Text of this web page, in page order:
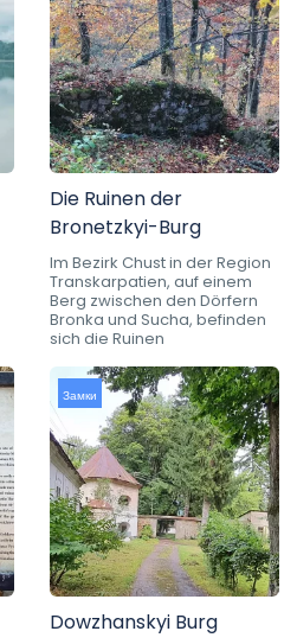
Die Ruinen der
Bronetzkyi-Burg
Im Bezirk Chust in der Region
Transkarpatien, auf einem
Berg zwischen den Dörfern
Bronka und Sucha, befinden
sich die Ruinen
Замки
Dowzhanskyi Burg